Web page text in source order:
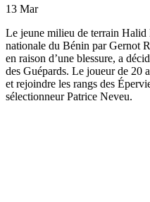
13 Mar
Le jeune milieu de terrain
nationale du Bénin par Gernot
en raison d’une blessure, a
des Guépards. Le joueur de 20
et rejoindre les rangs des
sélectionneur Patrice Neveu.